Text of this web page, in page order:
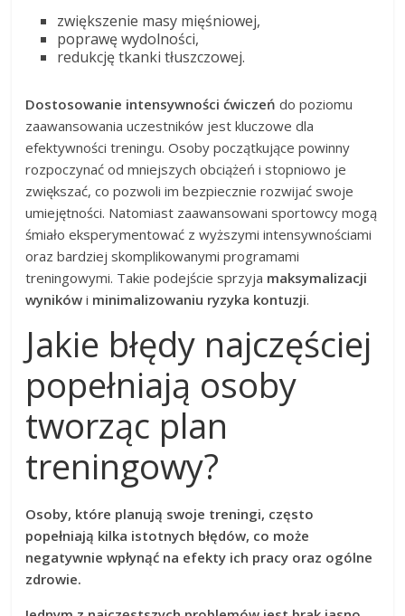
zwiększenie masy mięśniowej,
poprawę wydolności,
redukcję tkanki tłuszczowej.
Dostosowanie intensywności ćwiczeń do poziomu
zaawansowania uczestników jest kluczowe dla
efektywności treningu. Osoby początkujące powinny
rozpoczynać od mniejszych obciążeń i stopniowo je
zwiększać, co pozwoli im bezpiecznie rozwijać swoje
umiejętności. Natomiast zaawansowani sportowcy mogą
śmiało eksperymentować z wyższymi intensywnościami
oraz bardziej skomplikowanymi programami
treningowymi. Takie podejście sprzyja maksymalizacji
wyników i minimalizowaniu ryzyka kontuzji.
Jakie błędy najczęściej
popełniają osoby
tworząc plan
treningowy?
Osoby, które planują swoje treningi, często
popełniają kilka istotnych błędów, co może
negatywnie wpłynąć na efekty ich pracy oraz ogólne
zdrowie.